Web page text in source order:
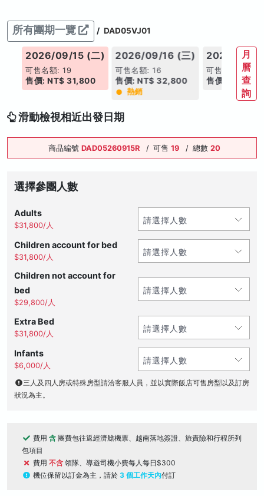
所有團期一覽 / DAD05VJ01
2026/09/15 (二)
可售名額: 19
售價: NT$ 31,800
2026/09/16 (三)
可售名額: 16
售價: NT$ 32,800
熱銷
2026/09/
可售名額: 19
售價: NT$
月
曆
查
詢
滑動檢視相近出發日期
商品編號 DAD05260915R / 可售 19 / 總數 20
選擇參團人數
Adults
$31,800/人
Children account for bed
$31,800/人
Children not account for
bed
$29,800/人
Extra Bed
$31,800/人
Infants
$6,000/人
三人及四人房或特殊房型請洽客服人員，並以實際飯店可售房型以及訂房
狀況為主。
費用 含 團費包往返經濟艙機票、越南落地簽證、旅責險和行程所列
包項目
費用 不含 領隊、導遊司機小費每人每日$300
機位保留以訂金為主，請於 3 個工作天內付訂